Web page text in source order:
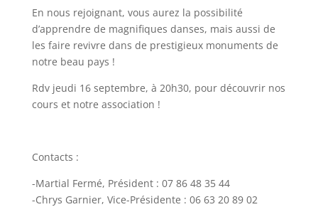
En nous rejoignant, vous aurez la possibilité
d’apprendre de magnifiques danses, mais aussi de
les faire revivre dans de prestigieux monuments de
notre beau pays !
Rdv jeudi 16 septembre, à 20h30, pour découvrir nos
cours et notre association !
Contacts :
-Martial Fermé, Président : 07 86 48 35 44
-Chrys Garnier, Vice-Présidente : 06 63 20 89 02